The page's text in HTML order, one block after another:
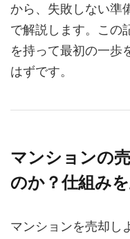
から、失敗しない準
で解説します。この
を持って最初の一歩
はずです。
マンションの
のか？仕組み
マンションを売却し